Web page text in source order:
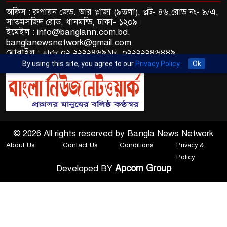
অফিস : রুপায়ন জেড. আর প্লাজা (৯তলা), প্লট- ৪৬,রোড নং- ৯/এ,
সাতমসজিদ রোড, ধানমন্ডি, ঢাকা- ১২০৯।
ইমেইল : info@banglann.com.bd,
banglanewsnetwork@gmail.com
মোবাইল : +৮৮ ০২ ২২২২৪৬৯১৮, ০২২২২২৪৬৪৪৯
© 2026 All rights reserved by Bangla News Network
About Us Contact Us Conditions
Privacy &
Policy
Developed BY Apcom Group
By using this site, you agree to ourPrivacy Policy. Ok